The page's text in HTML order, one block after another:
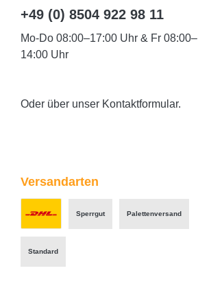
+49 (0) 8504 922 98 11
Mo-Do 08:00–17:00 Uhr & Fr 08:00–
14:00 Uhr
Oder über unser Kontaktformular.
Versandarten
Standard
Sperrgut Palettenversand